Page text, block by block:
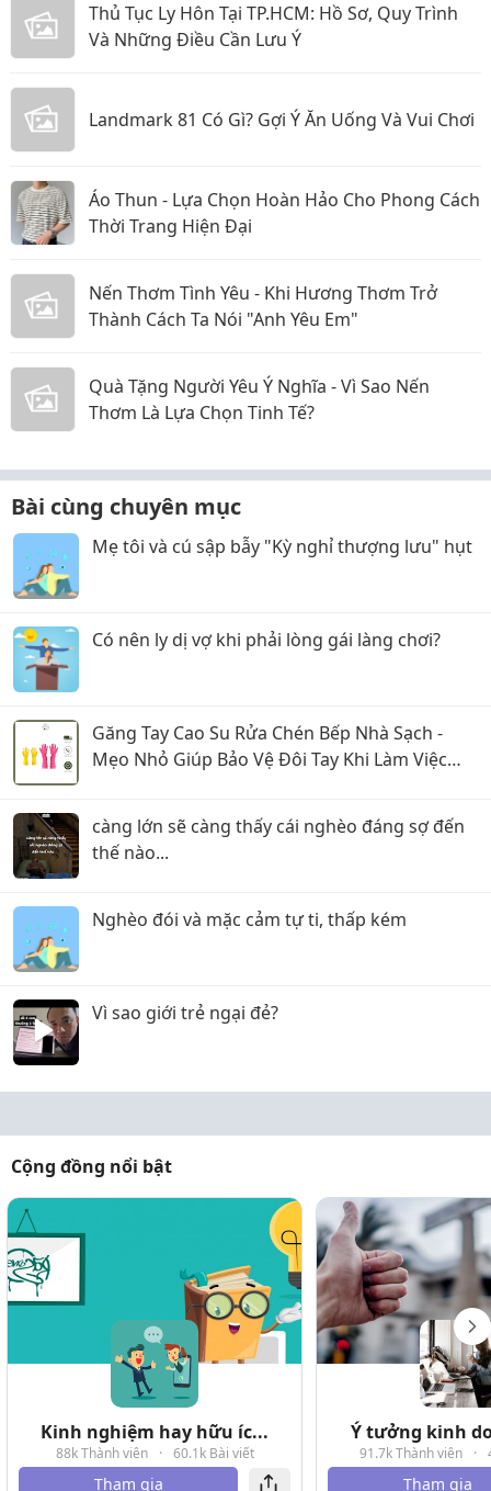
Thủ Tục Ly Hôn Tại TP.HCM: Hồ Sơ, Quy Trình
Và Những Điều Cần Lưu Ý
Landmark 81 Có Gì? Gợi Ý Ăn Uống Và Vui Chơi
Áo Thun - Lựa Chọn Hoàn Hảo Cho Phong Cách
Thời Trang Hiện Đại
Nến Thơm Tình Yêu - Khi Hương Thơm Trở
Thành Cách Ta Nói "Anh Yêu Em"
Quà Tặng Người Yêu Ý Nghĩa - Vì Sao Nến
Thơm Là Lựa Chọn Tinh Tế?
Bài cùng chuyên mục
Mẹ tôi và cú sập bẫy "Kỳ nghỉ thượng lưu" hụt
Có nên ly dị vợ khi phải lòng gái làng chơi?
Găng Tay Cao Su Rửa Chén Bếp Nhà Sạch -
Mẹo Nhỏ Giúp Bảo Vệ Đôi Tay Khi Làm Việc
càng lớn sẽ càng thấy cái nghèo đáng sợ đến
thế nào...
Nghèo đói và mặc cảm tự ti, thấp kém
Vì sao giới trẻ ngại đẻ?
Cộng đồng nổi bật
Kinh nghiệm hay hữu íc...
88k Thành viên · 60.1k Bài viết
Tham gia
Ý tưởng kinh
91.7k Thành viên ·
Tham gia